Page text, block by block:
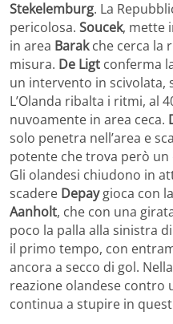
Stekelemburg. La
pericolosa. Soucek, mette
in area Barakche cerca la
misura. De Ligt conferma
un intervento in scivolata,
L’Olanda ribalta i ritmi, al
nuvoamente in area ceca.
solo penetra nell’area e
potente che trova però
Gli olandesi chiudono in
scadere Depaygioca con
Aanholt, che con una
poco la palla alla sinistra di
il primo tempo, con
ancora a secco di gol.
reazione olandese contro
continua a stupire in